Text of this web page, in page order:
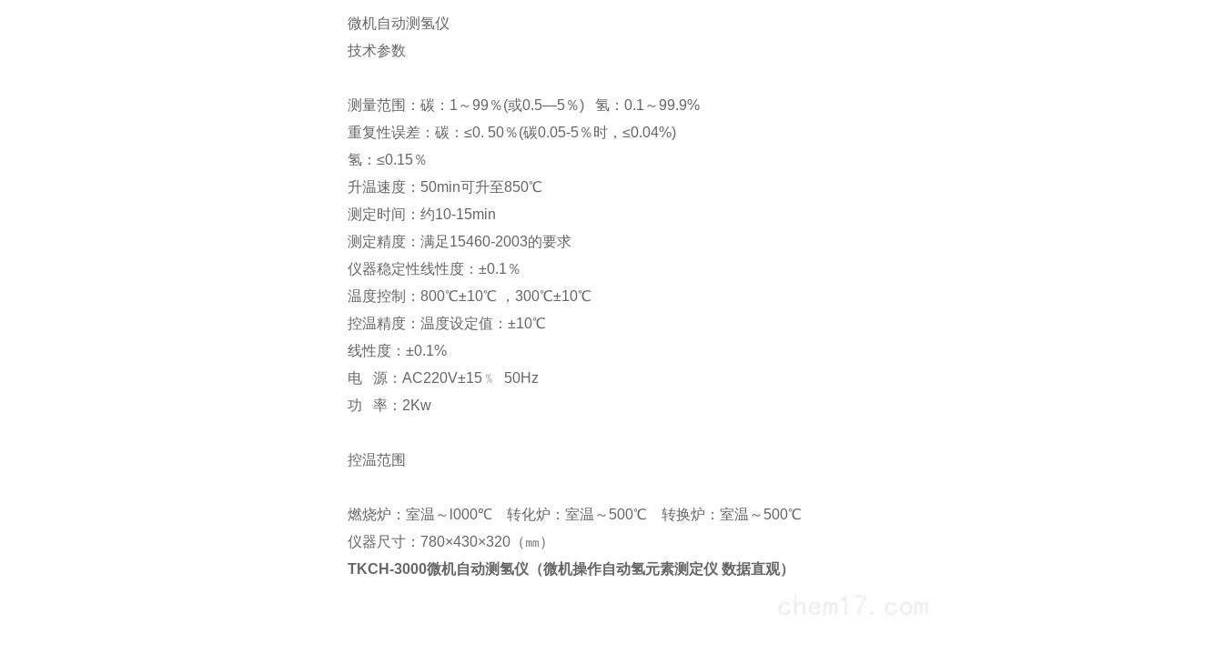
微机自动测氢仪
技术参数
测量范围：碳：1～99％(或0.5—5％) 氢：0.1～99.9%
重复性误差：碳：≤0. 50％(碳0.05-5％时，≤0.04%)
氢：≤0.15％
升温速度：50min可升至850℃
测定时间：约10-15min
测定精度：满足15460-2003的要求
仪器稳定性线性度：±0.1％
温度控制：800℃±10℃ ，300℃±10℃
控温精度：温度设定值：±10℃
线性度：±0.1%
电 源：AC220V±15﹪ 50Hz
功 率：2Kw
控温范围
燃烧炉：室温～l000℃ 转化炉：室温～500℃ 转换炉：室温～500℃
仪器尺寸：780×430×320（㎜）
TKCH-3000微机自动测氢仪（微机操作自动氢元素测定仪 数据直观）